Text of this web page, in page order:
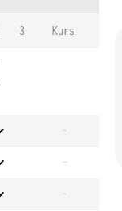
3 Kurs
-
-
-